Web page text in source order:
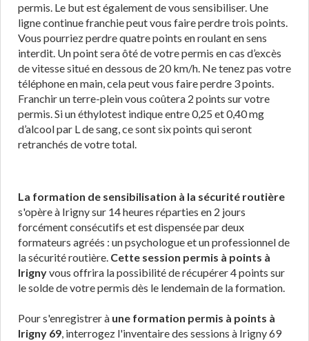
permis. Le but est également de vous sensibiliser. Une
ligne continue franchie peut vous faire perdre trois points.
Vous pourriez perdre quatre points en roulant en sens
interdit. Un point sera ôté de votre permis en cas d’excès
de vitesse situé en dessous de 20 km/h. Ne tenez pas votre
téléphone en main, cela peut vous faire perdre 3 points.
Franchir un terre-plein vous coûtera 2 points sur votre
permis. Si un éthylotest indique entre 0,25 et 0,40 mg
d’alcool par L de sang, ce sont six points qui seront
retranchés de votre total.
La formation de sensibilisation à la sécurité routière
s'opère à Irigny sur 14 heures réparties en 2 jours
forcément consécutifs et est dispensée par deux
formateurs agréés : un psychologue et un professionnel de
la sécurité routière. Cette session permis à points à
Irignyvous offrira la possibilité de récupérer 4 points sur
le solde de votre permis dès le lendemain de la formation.
Pour s'enregistrer à une formation permis à points à
Irigny 69, interrogez l'inventaire des sessions à Irigny 69